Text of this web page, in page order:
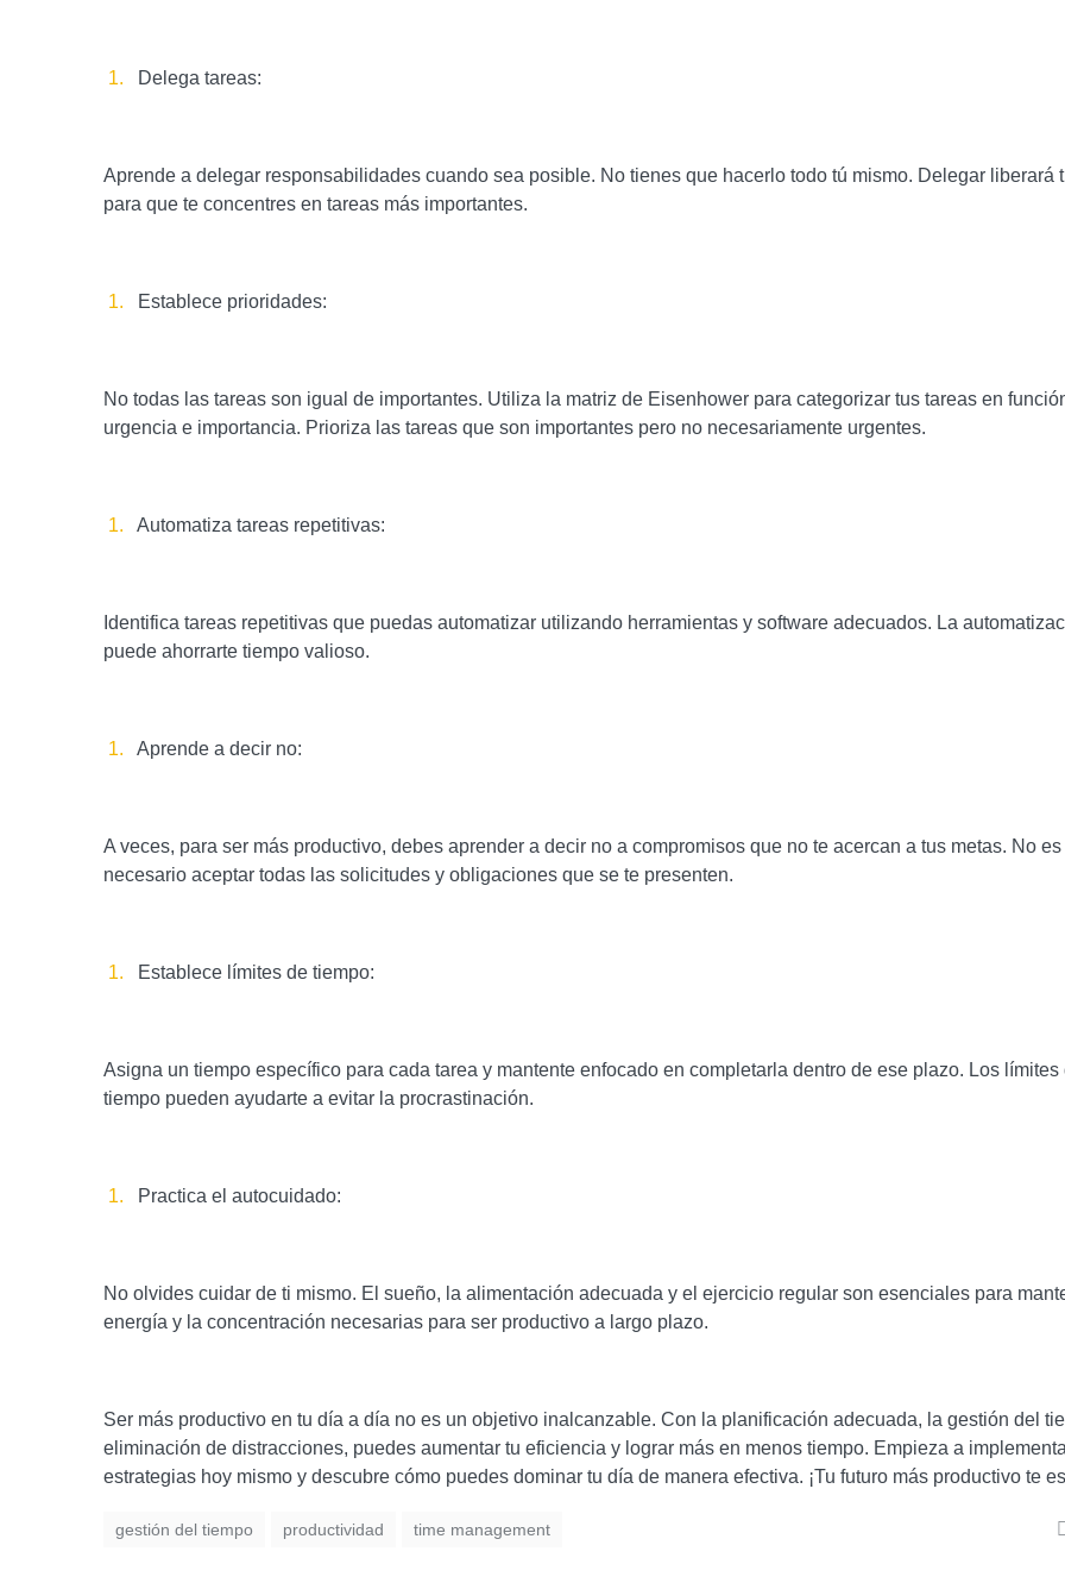
Delega tareas:
Aprende a delegar responsabilidades cuando sea posible. No tienes que hacerlo todo tú mismo. Delegar liberará
para que te concentres en tareas más importantes.
Establece prioridades:
No todas las tareas son igual de importantes. Utiliza la matriz de Eisenhower para categorizar tus tareas en
urgencia e importancia. Prioriza las tareas que son importantes pero no necesariamente urgentes.
Automatiza tareas repetitivas:
Identifica tareas repetitivas que puedas automatizar utilizando herramientas y software adecuados. La
puede ahorrarte tiempo valioso.
Aprende a decir no:
A veces, para ser más productivo, debes aprender a decir no a compromisos que no te acercan a tus metas. No es
necesario aceptar todas las solicitudes y obligaciones que se te presenten.
Establece límites de tiempo:
Asigna un tiempo específico para cada tarea y mantente enfocado en completarla dentro de ese plazo. Los límites
tiempo pueden ayudarte a evitar la procrastinación.
Practica el autocuidado:
No olvides cuidar de ti mismo. El sueño, la alimentación adecuada y el ejercicio regular son esenciales para
energía y la concentración necesarias para ser productivo a largo plazo.
Ser más productivo en tu día a día no es un objetivo inalcanzable. Con la planificación adecuada, la gestión del
eliminación de distracciones, puedes aumentar tu eficiencia y lograr más en menos tiempo. Empieza a
estrategias hoy mismo y descubre cómo puedes dominar tu día de manera efectiva. ¡Tu futuro más productivo te
gestión del tiempo productividad time management